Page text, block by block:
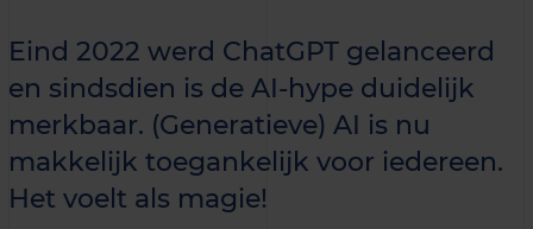
Eind 2022 werd ChatGPT gelanceerd
en sindsdien is de AI-hype duidelijk
merkbaar. (Generatieve) AI is nu
makkelijk toegankelijk voor iedereen.
Het voelt als magie!